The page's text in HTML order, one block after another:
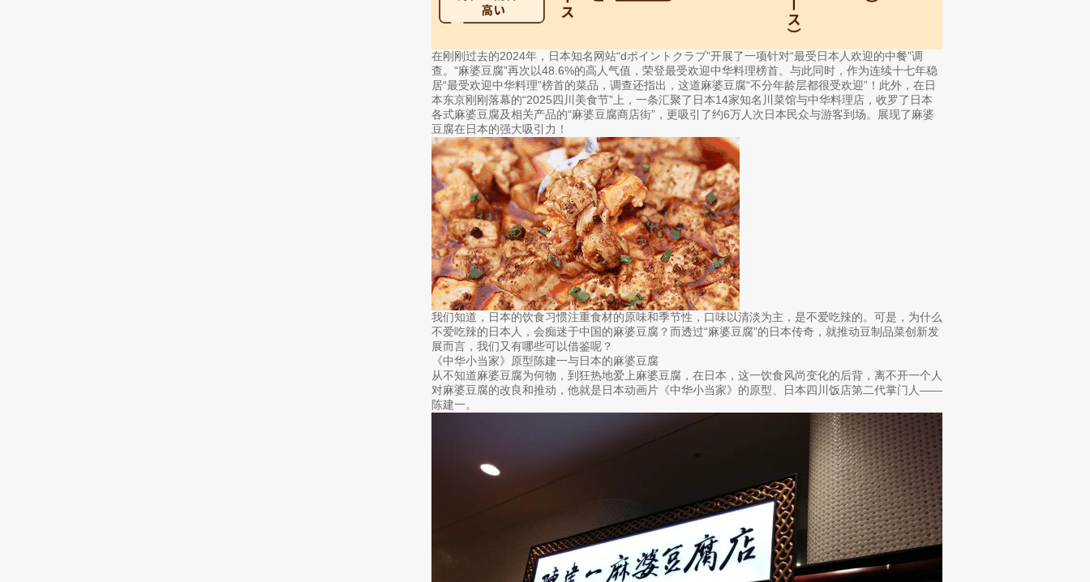
在刚刚过去的2024年，日本知名网站“dポイントクラブ”开展了一项针对“最受日本人欢迎的中餐”调
查。“麻婆豆腐”再次以48.6%的高人气值，荣登最受欢迎中华料理榜首。与此同时，作为连续十七年稳
居“最受欢迎中华料理”榜首的菜品，调查还指出，这道麻婆豆腐“不分年龄层都很受欢迎”！此外，在日
本东京刚刚落幕的“2025四川美食节”上，一条汇聚了日本14家知名川菜馆与中华料理店，收罗了日本
各式麻婆豆腐及相关产品的“麻婆豆腐商店街”，更吸引了约6万人次日本民众与游客到场。展现了麻婆
豆腐在日本的强大吸引力！
我们知道，日本的饮食习惯注重食材的原味和季节性，口味以清淡为主，是不爱吃辣的。可是，为什么
不爱吃辣的日本人，会痴迷于中国的麻婆豆腐？而透过“麻婆豆腐”的日本传奇，就推动豆制品菜创新发
展而言，我们又有哪些可以借鉴呢？
《中华小当家》原型陈建一与日本的麻婆豆腐
从不知道麻婆豆腐为何物，到狂热地爱上麻婆豆腐，在日本，这一饮食风尚变化的后背，离不开一个人
对麻婆豆腐的改良和推动，他就是日本动画片《中华小当家》的原型、日本四川饭店第二代掌门人——
陈建一。